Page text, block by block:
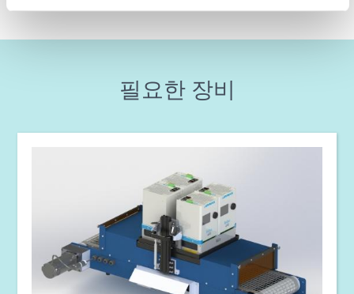
가이드: 광중합 장비(유럽|EN)
가이드: 분배 장비(아시아|EN)
가이드: 분배 장비(유럽|EN)
필요한 장비